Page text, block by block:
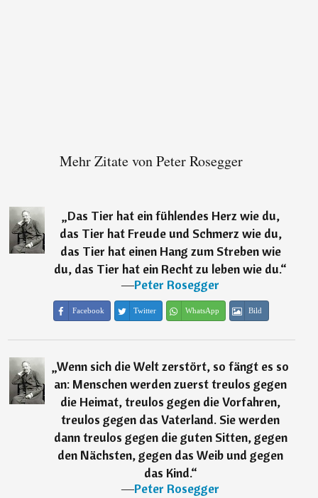
Mehr Zitate von Peter Rosegger
„Das Tier hat ein fühlendes Herz wie du,
das Tier hat Freude und Schmerz wie du,
das Tier hat einen Hang zum Streben wie
du, das Tier hat ein Recht zu leben wie du.“
―Peter Rosegger
Facebook Twitter WhatsApp Bild
„Wenn sich die Welt zerstört, so fängt es so
an: Menschen werden zuerst treulos gegen
die Heimat, treulos gegen die Vorfahren,
treulos gegen das Vaterland. Sie werden
dann treulos gegen die guten Sitten, gegen
den Nächsten, gegen das Weib und gegen
das Kind.“
―Peter Rosegger